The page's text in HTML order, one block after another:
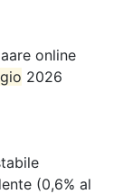
online
2026
(0,6% al